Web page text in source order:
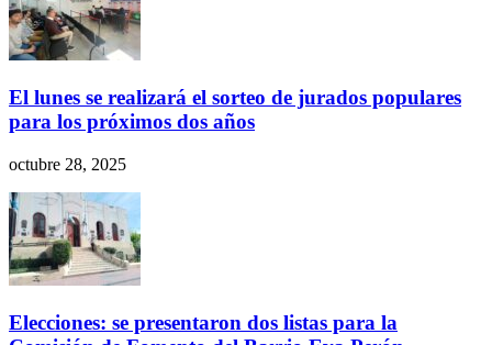
El lunes se realizará el sorteo de jurados populares
para los próximos dos años
octubre 28, 2025
Elecciones: se presentaron dos listas para la